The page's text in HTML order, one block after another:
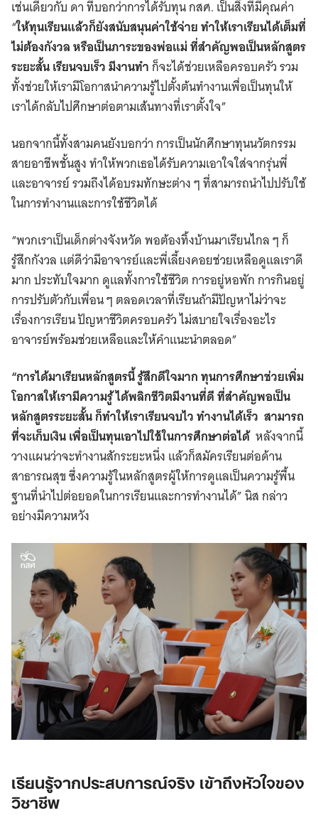
เช่นเดียวกับ ดา ที่บอกว่าการได้รับทุน กสศ. เป็นสิ่งที่มีคุณค่า
“ให้ทุนเรียนแล้วก็ยังสนับสนุนค่าใช้จ่าย ทำให้เราเรียนได้เต็มที่
ไม่ต้องกังวล หรือเป็นภาระของพ่อแม่ ที่สำคัญพอเป็นหลักสูตร
ระยะสั้น เรียนจบเร็ว มีงานทำก็จะได้ช่วยเหลือครอบครัว รวม
ทั้งช่วยให้เรามีโอกาสนำความรู้ไปตั้งต้นทำงานเพื่อเป็นทุนให้
เราได้กลับไปศึกษาต่อตามเส้นทางที่เราตั้งใจ”
นอกจากนี้ทั้งสามคนยังบอกว่า การเป็นนักศึกษาทุนนวัตกรรม
สายอาชีพชั้นสูง ทำให้พวกเธอได้รับความเอาใจใส่จากรุ่นพี่
และอาจารย์ รวมถึงได้อบรมทักษะต่าง ๆ ที่สามารถนำไปปรับใช้
ในการทำงานและการใช้ชีวิตได้
“พวกเราเป็นเด็กต่างจังหวัด พอต้องทิ้งบ้านมาเรียนไกล ๆ ก็
รู้สึกกังวล แต่ดีว่ามีอาจารย์และพี่เลี้ยงคอยช่วยเหลือดูแลเราดี
มาก ประทับใจมาก ดูแลทั้งการใช้ชีวิต การอยู่หอพัก การกินอยู่
การปรับตัวกับเพื่อน ๆ ตลอดเวลาที่เรียนถ้ามีปัญหาไม่ว่าจะ
เรื่องการเรียน ปัญหาชีวิตครอบครัว ไม่สบายใจเรื่องอะไร
อาจารย์พร้อมช่วยเหลือและให้คำแนะนำตลอด”
“การได้มาเรียนหลักสูตรนี้ รู้สึกดีใจมาก ทุนการศึกษาช่วยเพิ่ม
โอกาสให้เรามีความรู้ ได้พลิกชีวิตมีงานที่ดี ที่สำคัญพอเป็น
หลักสูตรระยะสั้น ก็ทำให้เราเรียนจบไว ทำงานได้เร็ว สามารถ
ที่จะเก็บเงิน เพื่อเป็นทุนเอาไปใช้ในการศึกษาต่อได้ หลังจากนี้
วางแผนว่าจะทำงานสักระยะหนึ่ง แล้วก็สมัครเรียนต่อด้าน
สาธารณสุข ซึ่งความรู้ในหลักสูตรผู้ให้การดูแลเป็นความรู้พื้น
ฐานที่นำไปต่อยอดในการเรียนและการทำงานได้” นิส กล่าว
อย่างมีความหวัง
เรียนรู้จากประสบการณ์จริง เข้าถึงหัวใจของ
วิชาชีพ